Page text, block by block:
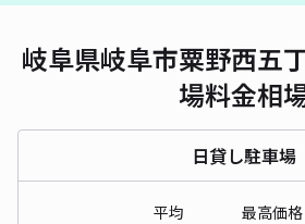
岐阜県岐阜市粟野西五
場料金相
日貸し駐車場
平均 最高価格